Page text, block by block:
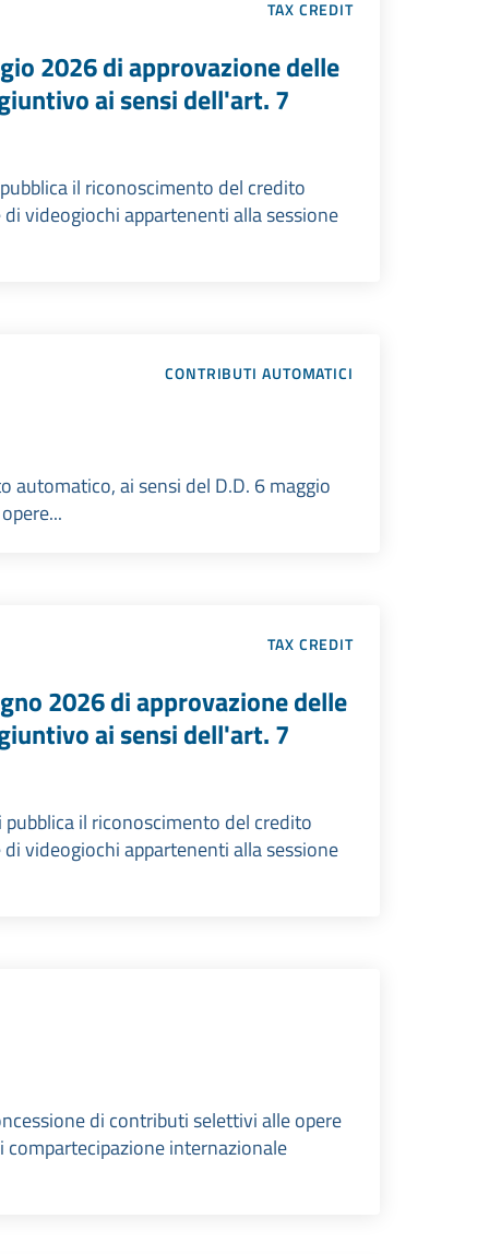
TAX CREDIT
2026 di approvazione delle
ai sensi dell'art. 7
il riconoscimento del credito
videogiochi appartenenti alla sessione
CONTRIBUTI AUTOMATICI
automatico, ai sensi del D.D. 6 maggio
TAX CREDIT
2026 di approvazione delle
ai sensi dell'art. 7
il riconoscimento del credito
videogiochi appartenenti alla sessione
di contributi selettivi alle opere
internazionale